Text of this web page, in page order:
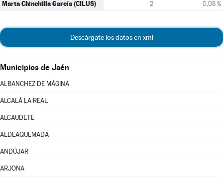
Marta Chinchilla García (CILUS) 2 0,08 %
Descárgate los datos en xml
Municipios de Jaén
ALBANCHEZ DE MÁGINA
ALCALÁ LA REAL
ALCAUDETE
ALDEAQUEMADA
ANDÚJAR
ARJONA